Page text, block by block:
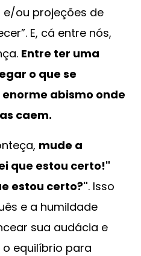
e/ou projeções de
E, cá entre nós,
Entre ter uma
o que se
abismo onde
caem.
mude a
que estou certo!"
estou certo?". Isso
e a humildade
sua audácia e
o equilíbrio para